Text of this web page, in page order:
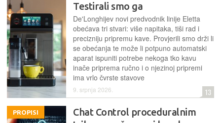
Testirali smo ga
De'Longhijev novi predvodnik linije Eletta
obećava tri stvari: više napitaka, tiši rad i
precizniju pripremu kave. Provjerili smo drži li
se obećanja te može li potpuno automatski
aparat ispuniti potrebe nekoga tko kavu
inače priprema ručno i o njezinoj pripremi
ima vrlo čvrste stavove
9. srpnja 2026. 13
PROPISI
Chat Control proceduralnim